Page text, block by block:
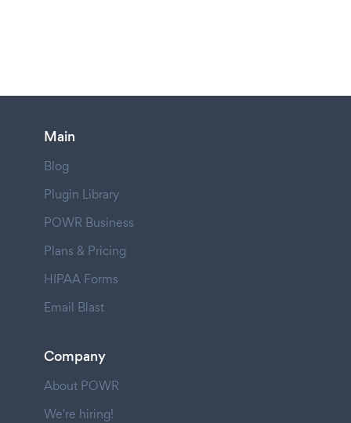
Main
Blog
Plugin Library
POWR Business
Plans & Pricing
HIPAA Forms
Email Blast
Company
About POWR
We're hiring!